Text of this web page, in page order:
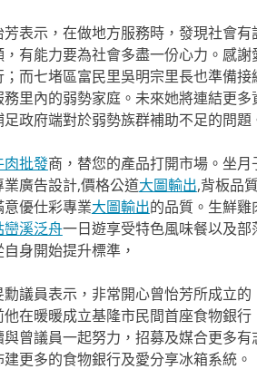
表示，在做地方服務時，發現社會
有能力要為社會多盡一份心力。感
；而七堵區富民里吳明宗里長也準備
里內的弱勢家庭。未來她將連結更
政府端對於弱勢族群補助不足的問題
肉批發商，替您的產品打開市場。坐月
業廣告設計,價格公道大圖輸出,背板品
優仕彩專業大圖輸出的品質。生鮮
巒溪泛舟一日遊享受特色風味餐以及部
身開始提升標準，
議員表示，非常開心曾怡芳所成立
在暖暖成立基隆市民間首座食物銀
曾議員一起努力，招募及媒合更多
更多的食物銀行及愛分享冰箱系統。